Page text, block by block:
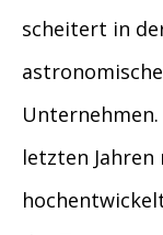
scheitert in
letzten